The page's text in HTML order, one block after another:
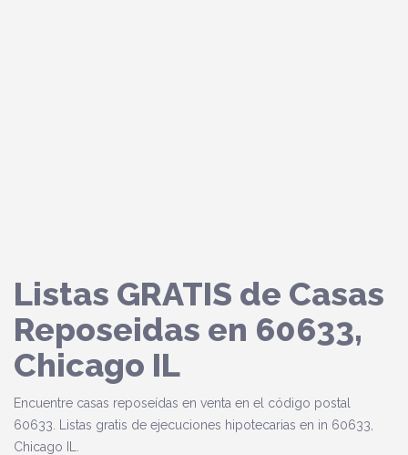
Listas GRATIS de Casas
Reposeidas en 60633,
Chicago IL
Encuentre casas reposeídas en venta en el código postal
60633. Listas gratis de ejecuciones hipotecarias en in 60633,
Chicago IL.